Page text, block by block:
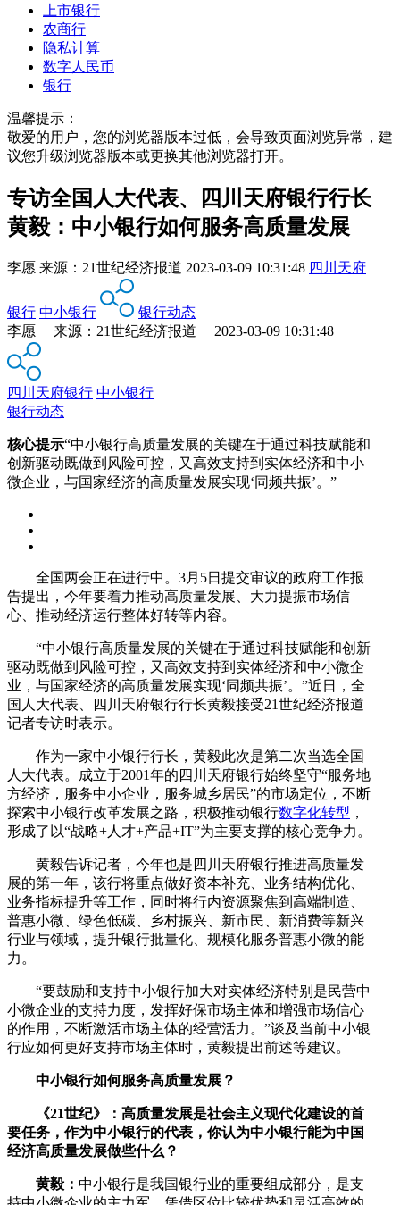
上市银行
农商行
隐私计算
数字人民币
银行
温馨提示：
敬爱的用户，您的浏览器版本过低，会导致页面浏览异常，建
议您升级浏览器版本或更换其他浏览器打开。
专访全国人大代表、四川天府银行行长
黄毅：中小银行如何服务高质量发展
李愿 来源： 21世纪经济报道 2023-03-09 10:31:48 四川天府
银行 中小银行
银行动态
李愿 来源：21世纪经济报道 2023-03-09 10:31:48
四川天府银行 中小银行
银行动态
核心提示“中小银行高质量发展的关键在于通过科技赋能和
创新驱动既做到风险可控，又高效支持到实体经济和中小
微企业，与国家经济的高质量发展实现‘同频共振’。”
全国两会正在进行中。3月5日提交审议的政府工作报
告提出，今年要着力推动高质量发展、大力提振市场信
心、推动经济运行整体好转等内容。
“中小银行高质量发展的关键在于通过科技赋能和创新
驱动既做到风险可控，又高效支持到实体经济和中小微企
业，与国家经济的高质量发展实现‘同频共振’。”近日，全
国人大代表、四川天府银行行长黄毅接受21世纪经济报道
记者专访时表示。
作为一家中小银行行长，黄毅此次是第二次当选全国
人大代表。成立于2001年的四川天府银行始终坚守“服务地
方经济，服务中小企业，服务城乡居民”的市场定位，不断
探索中小银行改革发展之路，积极推动银行数字化转型 ，
形成了以“战略+人才+产品+IT”为主要支撑的核心竞争力。
黄毅告诉记者，今年也是四川天府银行推进高质量发
展的第一年，该行将重点做好资本补充、业务结构优化、
业务指标提升等工作，同时将行内资源聚焦到高端制造、
普惠小微、绿色低碳、乡村振兴、新市民、新消费等新兴
行业与领域，提升银行批量化、规模化服务普惠小微的能
力。
“要鼓励和支持中小银行加大对实体经济特别是民营中
小微企业的支持力度，发挥好保市场主体和增强市场信心
的作用，不断激活市场主体的经营活力。”谈及当前中小银
行应如何更好支持市场主体时，黄毅提出前述等建议。
中小银行如何服务高质量发展？
《21世纪》：高质量发展是社会主义现代化建设的首
要任务，作为中小银行的代表，你认为中小银行能为中国
经济高质量发展做些什么？
黄毅： 中小银行是我国银行业的重要组成部分，是支